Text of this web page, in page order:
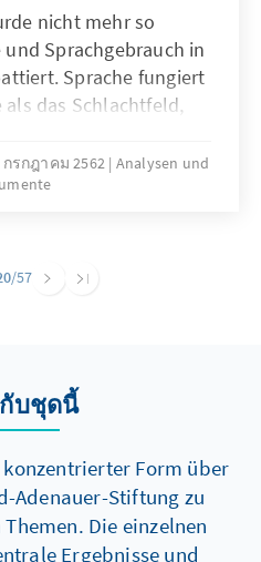
nicht mehr so
Sprachgebrauch in
Sprache fungiert
das Schlachtfeld,
ausgetragen
กรกฎาคม 2562 Analysen und
/57
กับชุดนี้
Form über
Adenauer-Stiftung zu
Die einzelnen
Ergebnisse und